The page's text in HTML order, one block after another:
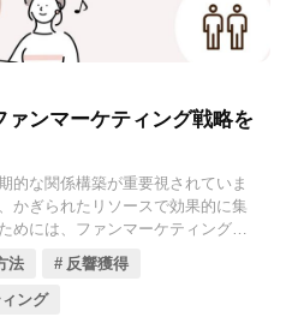
ンマーケティング戦略を
的な関係構築が重要視されていま
かぎられたリソースで効果的に集
めには、ファンマーケティングの
単なる購入者としてではなく、企
、リピーターや口コミによる新規
法
反響獲得
ング